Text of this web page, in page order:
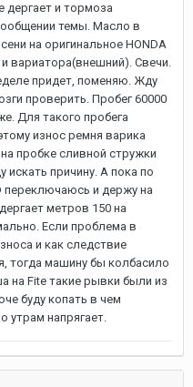
дергает и тормоза
темы. Масло в
на оригинальное HONDA
вариатора(внешний). Свечи.
придет, поменяю. Жду
проверить. Пробег 60000
Для такого пробега
износ ремня варика
пробке сливной стружки
искать причину. А пока по
переключаюсь и держу на
метров 150 на
Если проблема в
и как следствие
тогда машину бы колбасило
на Fitе такие рывки были из
буду копать в чем
утрам напрягает.